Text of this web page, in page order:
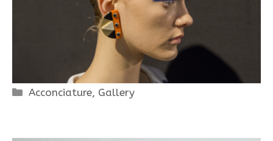
Categorie
Acconciature, Gallery